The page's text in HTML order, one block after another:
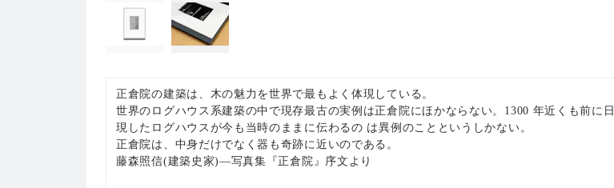
正倉院の建築は、木の魅力を世界で最もよく体現している。
世界のログハウス系建築の中で現存最古の実例は正倉院にほかならない。1300 年近くも前に
現したログハウスが今も当時のままに伝わるの は異例のことというしかない。
正倉院は、中身だけでなく器も奇跡に近いのである。
藤森照信(建築史家)―写真集『正倉院』序文より